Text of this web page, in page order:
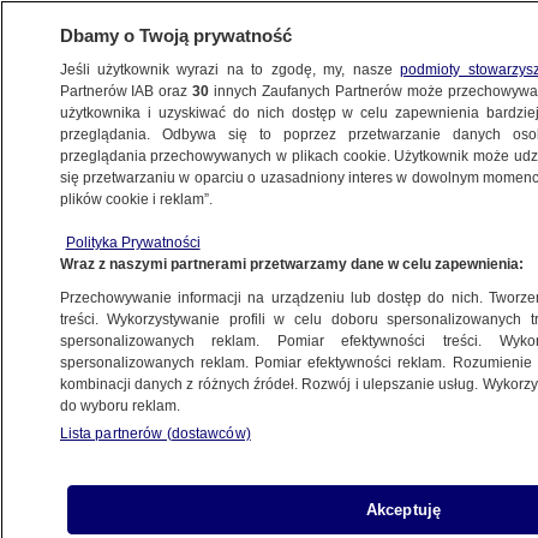
BIZNES
Z KRAJU
dla rządowych mediów
12.01.2023, 18:09
Udostępnij
Dbamy o Twoją prywatność
Jeśli użytkownik wyrazi na to zgodę, my, naszepodmioty
Partnerów IAB oraz30 innych Zaufanych Partnerów może
użytkownika i uzyskiwać do nich dostęp w celu zapewnienia
przeglądania. Odbywa się to poprzez przetwarzanie danych
przeglądania przechowywanych w plikach cookie. Użytkownik może
się przetwarzaniu w oparciu o uzasadniony interes w dowolnym
plików cookie i reklam”.
Polityka Prywatności
Wraz z naszymi partnerami przetwarzamy dane w celu zapewnienia:
Przechowywanie informacji na urządzeniu lub dostęp do nich.
treści. Wykorzystywanie profili w celu doboru spersonalizowanych
spersonalizowanych reklam. Pomiar efektywności treści.
spersonalizowanych reklam. Pomiar efektywności reklam.
kombinacji danych z różnych źródeł. Rozwój i ulepszanie usług.
do wyboru reklam.
Lista partnerów (dostawców)
Akceptuję